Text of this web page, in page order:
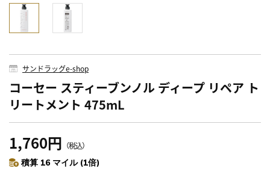
サンドラッグe-shop
コーセー スティーブンノル ディープ リペア ト
リートメント 475mL
1,760円 （税込）
積算 16 マイル (1倍)